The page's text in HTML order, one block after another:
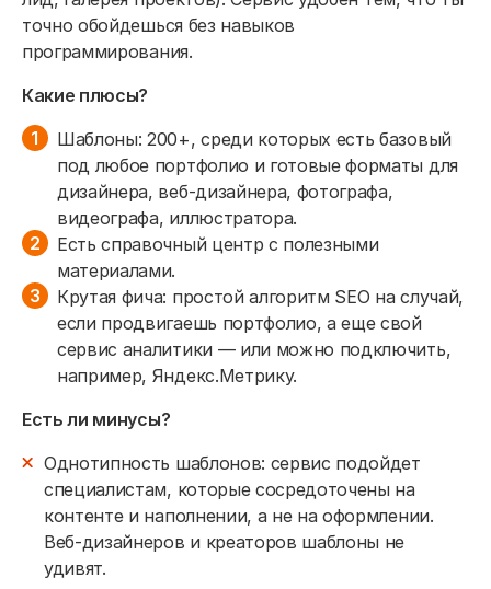
точно обойдешься без навыков
программирования.
Какие плюсы?
Шаблоны: 200+, среди которых есть базовый
под любое портфолио и готовые форматы для
дизайнера, веб-дизайнера, фотографа,
видеографа, иллюстратора.
Есть справочный центр с полезными
материалами.
Крутая фича: простой алгоритм SEO на случай,
если продвигаешь портфолио, а еще свой
сервис аналитики — или можно подключить,
например, Яндекс.Метрику.
Есть ли минусы?
Однотипность шаблонов: сервис подойдет
специалистам, которые сосредоточены на
контенте и наполнении, а не на оформлении.
Веб-дизайнеров и креаторов шаблоны не
удивят.